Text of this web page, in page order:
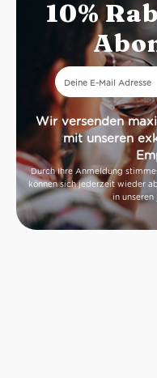
10%
Wir versenden
mit unseren
Durch Ihre Anmeldung
können sich jederzeit wieder
in unseren